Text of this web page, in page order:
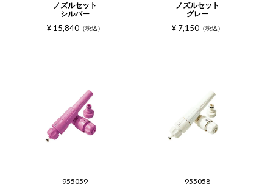
ノズルセット
シルバー
¥ 15,840 税込
ノズルセット
グレー
¥ 7,150 税込
955059 955058